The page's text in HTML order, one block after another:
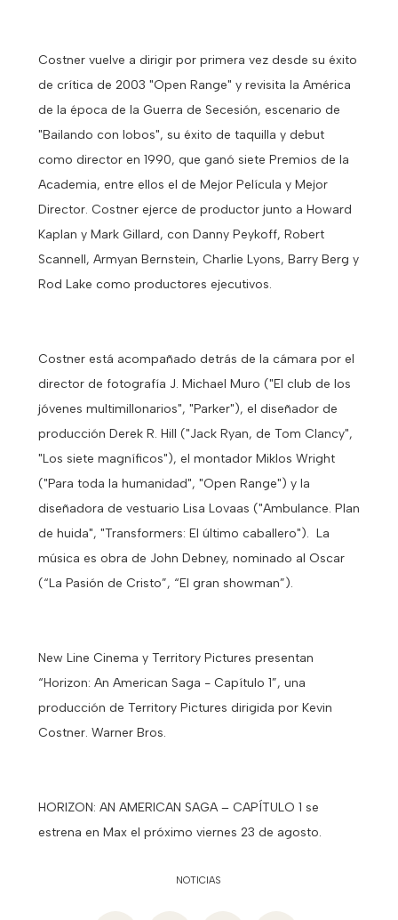
Costner vuelve a dirigir por primera vez desde su éxito
de crítica de 2003 "Open Range" y revisita la América
de la época de la Guerra de Secesión, escenario de
"Bailando con lobos", su éxito de taquilla y debut
como director en 1990, que ganó siete Premios de la
Academia, entre ellos el de Mejor Película y Mejor
Director. Costner ejerce de productor junto a Howard
Kaplan y Mark Gillard, con Danny Peykoff, Robert
Scannell, Armyan Bernstein, Charlie Lyons, Barry Berg y
Rod Lake como productores ejecutivos.
Costner está acompañado detrás de la cámara por el
director de fotografía J. Michael Muro ("El club de los
jóvenes multimillonarios", "Parker"), el diseñador de
producción Derek R. Hill ("Jack Ryan, de Tom Clancy",
"Los siete magníficos"), el montador Miklos Wright
("Para toda la humanidad", "Open Range") y la
diseñadora de vestuario Lisa Lovaas ("Ambulance. Plan
de huida", "Transformers: El último caballero"). La
música es obra de John Debney, nominado al Oscar
(“La Pasión de Cristo”, “El gran showman”).
New Line Cinema y Territory Pictures presentan
“Horizon: An American Saga - Capítulo 1”, una
producción de Territory Pictures dirigida por Kevin
Costner. Warner Bros.
HORIZON: AN AMERICAN SAGA – CAPÍTULO 1 se
estrena en Max el próximo viernes 23 de agosto.
NOTICIAS